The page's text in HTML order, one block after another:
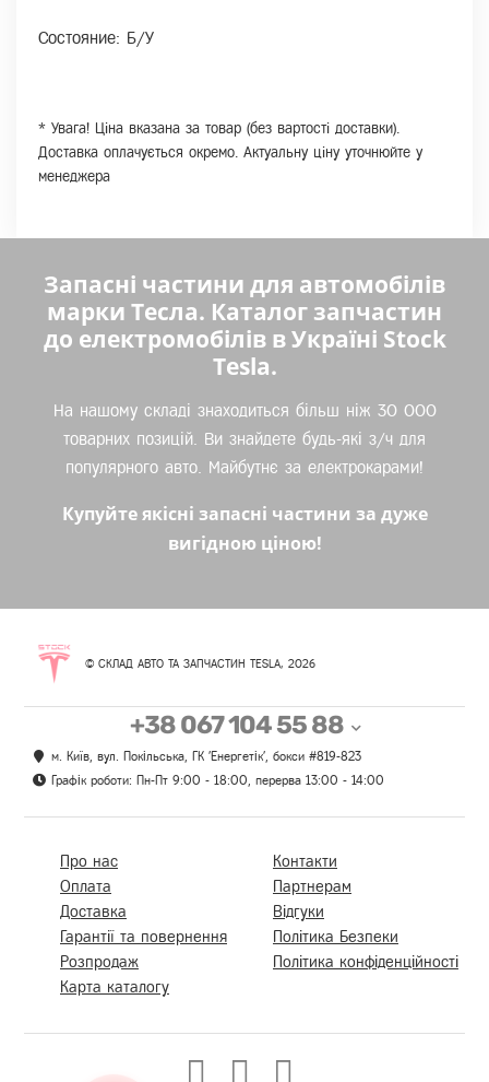
Состояние: Б/У
* Увага! Ціна вказана за товар (без вартості доставки).
Доставка оплачується окремо. Актуальну ціну уточнюйте у
менеджера
Запасні частини для автомобілів
марки Тесла. Каталог запчастин
до електромобілів в Україні Stock
Tesla.
На нашому складі знаходиться більш ніж 30 000
товарних позицій. Ви знайдете будь-які з/ч для
популярного авто. Майбутнє за електрокарами!
Купуйте якісні запасні частини за дуже
вигідною ціною!
© СКЛАД АВТО ТА ЗАПЧАСТИН TESLA, 2026
+38 067 104 55 88
м. Київ, вул. Покільська, ГК 'Енергетік', бокси #819-823
Графік роботи: Пн-Пт 9:00 - 18:00, перерва 13:00 - 14:00
Про нас
Оплата
Доставка
Гарантії та повернення
Розпродаж
Карта каталогу
Контакти
Партнерам
Відгуки
Політика Безпеки
Політика конфіденційності